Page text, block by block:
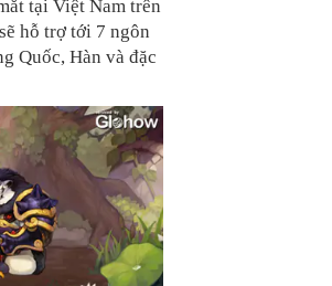
tại Việt Nam trên
hỗ trợ tới 7 ngôn
Quốc, Hàn và đặc